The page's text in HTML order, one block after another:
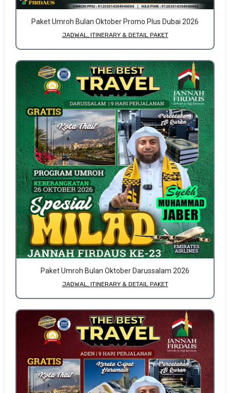
Paket Umroh Bulan Oktober Promo Plus Dubai 2026
JADWAL, ITINERARY & DETAIL PAKET
Paket Umroh Bulan Oktober Darussalam 2026
JADWAL, ITINERARY & DETAIL PAKET